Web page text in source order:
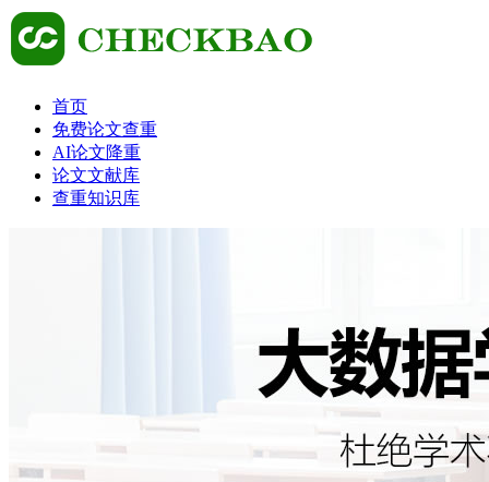
首页
免费论文查重
AI论文降重
论文文献库
查重知识库